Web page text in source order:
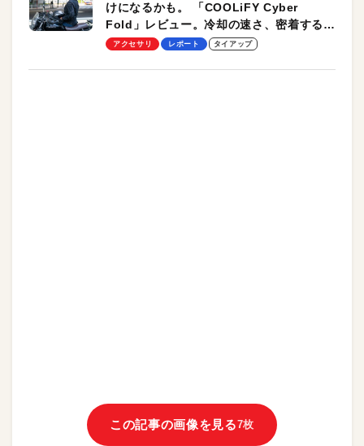
けになるかも。 「COOLiFY Cyber
Fold」レビュー。冷却の速さ、密着する冷
却プレート、シンプルな操作性がグッド！
アクセサリ レポート タイアップ
この記事の画像を見る7枚